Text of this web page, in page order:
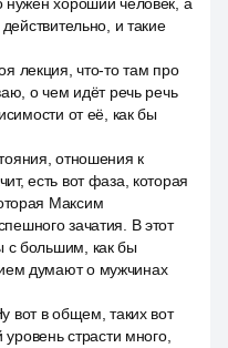
и такие
лекция, что-то там про
о чем идёт речь речь
от её, как бы
отношения к
есть вот фаза, которая
Максим
зачатия. В этот
с большим, как бы
думают о мужчинах
вот в общем, таких вот
страсти много,